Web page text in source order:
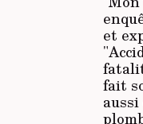
et
fait